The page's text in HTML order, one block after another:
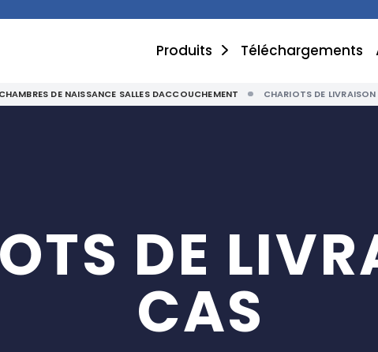
Produits Téléchargements
DE NAISSANCE SALLES DACCOUCHEMENT CHARIOTS DE
DE
CAS